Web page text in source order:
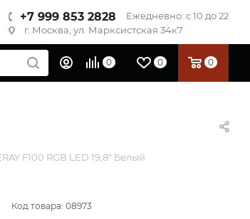
+7 999 853 2828
Ежедневно: с 10 до 22
г. Москва, ул. Марксистская 34к7
0 0 0
F100 RGB LED 19,8" Белый
Код товара: 08973